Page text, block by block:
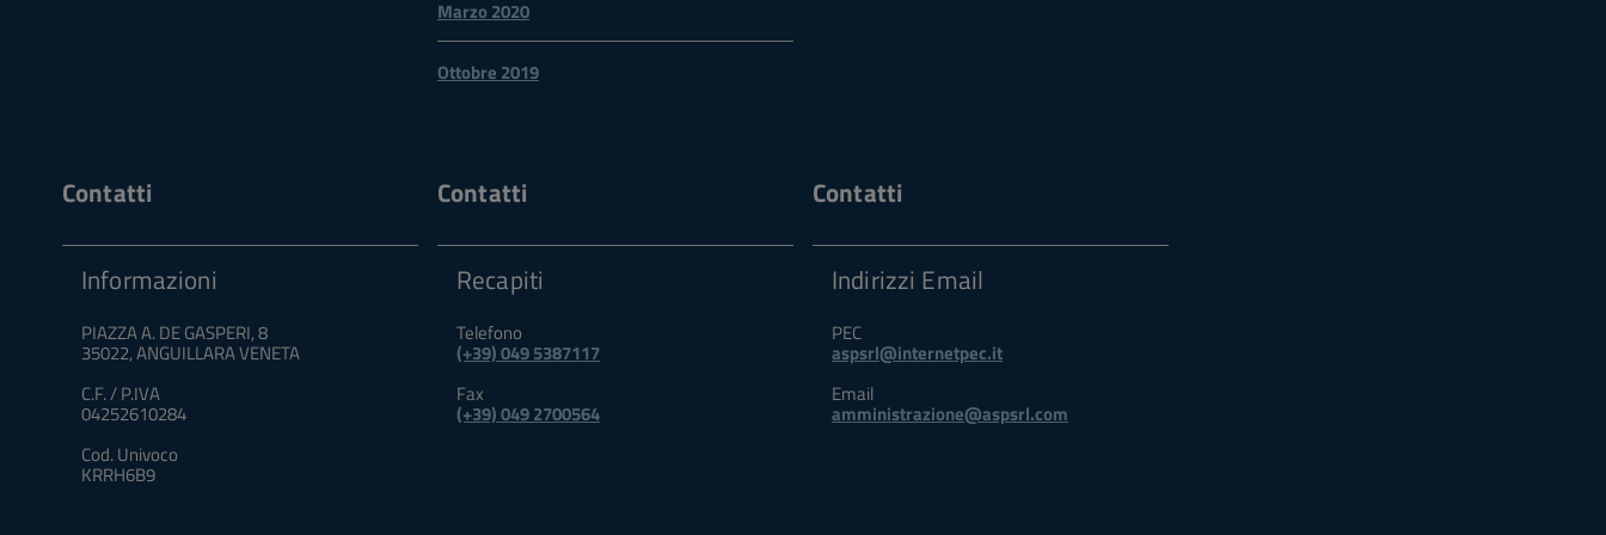
Marzo 2020
Ottobre 2019
Contatti
Informazioni
PIAZZA A. DE GASPERI, 8
35022, ANGUILLARA VENETA
C.F. / P.IVA
04252610284
Cod. Univoco
KRRH6B9
Contatti
Recapiti
Telefono
(+39) 049 5387117
Fax
(+39) 049 2700564
Contatti
Indirizzi Email
PEC
aspsrl@internetpec.it
Email
amministrazione@aspsrl.com